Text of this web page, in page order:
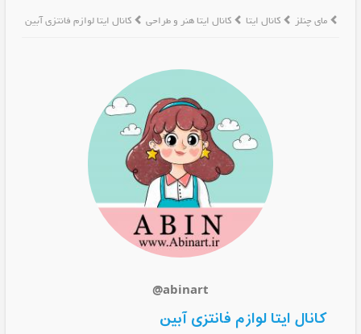
مای چنلز کانال ایتا کانال ایتا هنر و طراحی کانال ایتا لوازم فانتزی آبین
@abinart
کانال ایتا لوازم فانتزی آبین